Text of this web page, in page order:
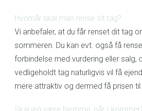
Hvornår skal man rense sit tag?
Vi anbefaler, at du får renset dit tag
sommeren. Du kan evt. også få
forbindelse med vurdering eller salg,
vedligeholdt tag naturligvis vil få
mere attraktiv og dermed få prisen